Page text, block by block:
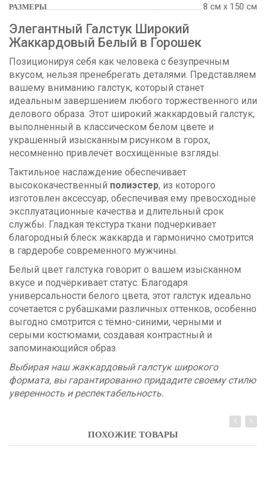
РАЗМЕРЫ 8 см х 150 см
Элегантный Галстук Широкий
Жаккардовый Белый в Горошек
Позиционируя себя как человека с безупречным
вкусом, нельзя пренебрегать деталями. Представляем
вашему вниманию галстук, который станет
идеальным завершением любого торжественного или
делового образа. Этот широкий жаккардовый галстук,
выполненный в классическом белом цвете и
украшенный изысканным рисунком в горох,
несомненно привлечёт восхищённые взгляды.
Тактильное наслаждение обеспечивает
высококачественный полиэстер, из которого
изготовлен аксессуар, обеспечивая ему превосходные
эксплуатационные качества и длительный срок
службы. Гладкая текстура ткани подчеркивает
благородный блеск жаккарда и гармонично смотрится
в гардеробе современного мужчины.
Белый цвет галстука говорит о вашем изысканном
вкусе и подчёркивает статус. Благодаря
универсальности белого цвета, этот галстук идеально
сочетается с рубашками различных оттенков, особенно
выгодно смотрится с тёмно-синими, черными и
серыми костюмами, создавая контрастный и
запоминающийся образ.
Выбирая наш жаккардовый галстук широкого
формата, вы гарантированно придадите своему стилю
уверенность и респектабельность.
ПОХОЖИЕ ТОВАРЫ